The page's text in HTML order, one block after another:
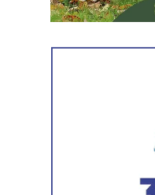
ellas el registro
investigación que